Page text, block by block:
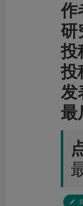
作
研
投
投
发
最